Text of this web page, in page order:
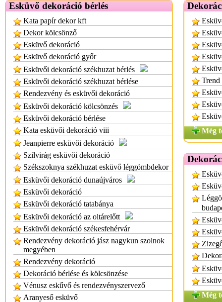
Esküvő dekoráció bérlés
Kata papír dekor kft
Dekor kölcsönző
Esküvő dekoráció
Esküvő dekoráció győr
Esküvői dekoráció székhuzat bérlés
Esküvői dekoráció székhuzat bérlése
Rendezvény és esküvői dekoráció
Esküvői dekoráció kölcsönzés
Esküvői dekoráció bérlése
Kata esküvői dekoráció viii
Jeanpierre esküvői dekoráció
Szilvirág esküvői dekoráció
Székszoknya székhuzat esküvő léggömbdekor
Esküvői dekoráció dunaújváros
Esküvői dekoráció
Esküvői dekoráció tatabánya
Esküvői dekoráció az oltárelőtt
Esküvői dekoráció székesfehérvár
Rendezvény dekoráció jász nagykun szolnok
megyében
Rendezvény dekoráció
Dekoráció bérlése és kölcsönzése
Vénusz eskűvő és rendezvényszervező
Aranyeső esküvő
Trend
Még
Még